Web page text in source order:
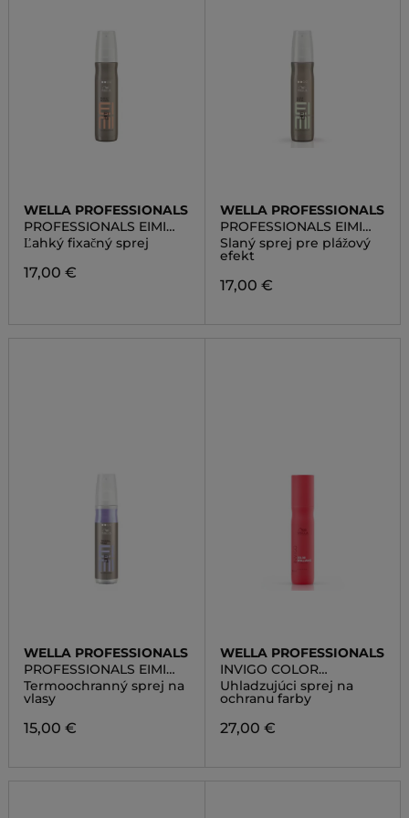
WELLA PROFESSIONALS
PROFESSIONALS EIMI
VOLUME PERFECT
SETTING
Ľahký fixačný sprej
17,00 €
WELLA PROFESSIONALS
PROFESSIONALS EIMI
TEXTURE OCEAN SPRITZ
Slaný sprej pre plážový
efekt
17,00 €
WELLA PROFESSIONALS
PROFESSIONALS EIMI
SMOOTH THERMAL
IMAGE
Termoochranný sprej na
vlasy
15,00 €
WELLA PROFESSIONALS
INVIGO COLOR
BRILLIANCE MIRACLE BB
SPRAY
Uhladzujúci sprej na
ochranu farby
27,00 €